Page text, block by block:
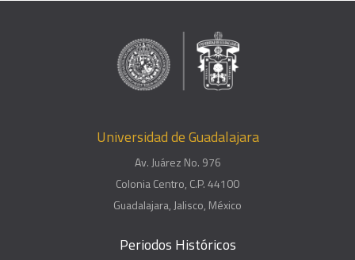
Universidad de Guadalajara
Av. Juárez No. 976
Colonia Centro, C.P. 44100
Guadalajara, Jalisco, México
Periodos Históricos